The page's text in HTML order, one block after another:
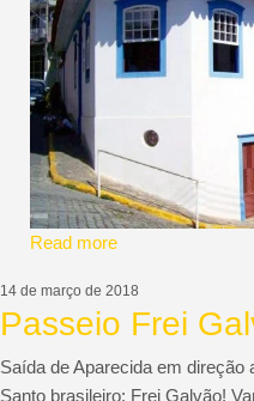
VIAJE O
Read more
14 de março de 2018
Passeio Frei
Saída de Aparecida em direção
Santo brasileiro: Frei Galvão!